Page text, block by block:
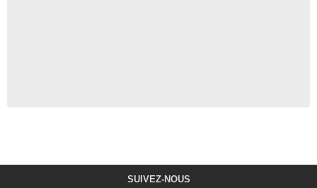
SUIVEZ-NOUS